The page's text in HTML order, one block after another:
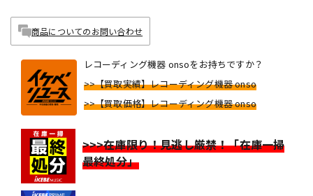
商品についてのお問い合わせ
レコーディング機器 onsoをお持ちですか？
>>【買取実績】レコーディング機器 onso
>>【買取価格】レコーディング機器 onso
>>>在庫限り！見逃し厳禁！「在庫一掃
最終処分」